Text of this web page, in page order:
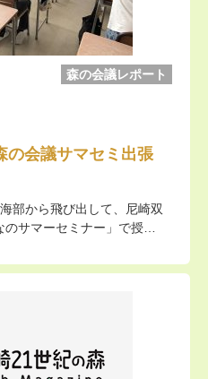
森の会議レポート
の会議サマセミ出張
部から飛び出して、尼崎双
サマーセミナー」で授…